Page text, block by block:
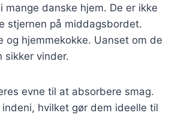
danske hjem. De er ikke
stjernen på middagsbordet.
hjemmekokke. Uanset om de
sikker vinder.
evne til at absorbere smag.
hvilket gør dem ideelle til